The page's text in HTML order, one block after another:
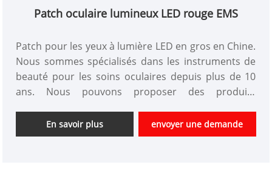
Patch oculaire lumineux LED rouge EMS
Patch pour les yeux à lumière LED en gros en Chine.
Nous sommes spécialisés dans les instruments de
beauté pour les soins oculaires depuis plus de 10
ans. Nous pouvons proposer des produits
termes de prix. Nous sommes un fabricant
professionnel d'instruments de beauté de haute
En savoir plus envoyer une demande